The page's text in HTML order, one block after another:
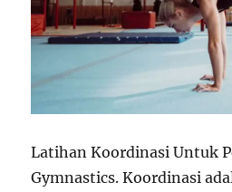
Latihan Koordinasi Untuk
Gymnastics. Koordinasi